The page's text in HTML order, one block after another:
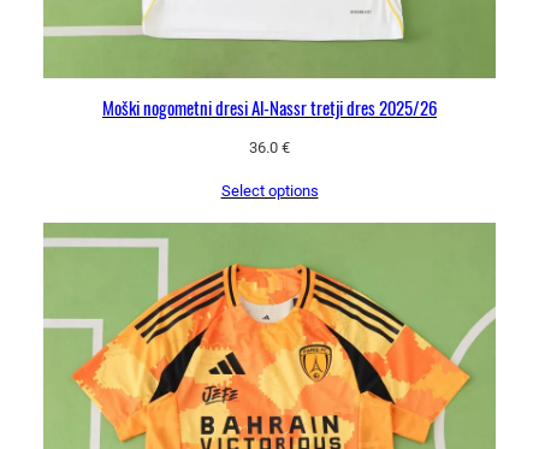
i
Moški nogometni dresi Al-Nassr tretji dres 2025/26
36.0 €
Select options